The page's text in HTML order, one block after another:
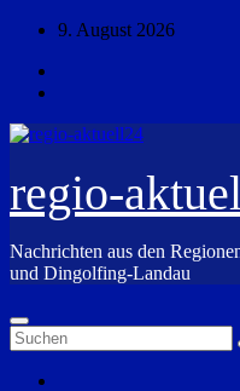
Zum
springen
9. August 2026
regio-
Nachrichten aus den
und Dingolfing-Landau